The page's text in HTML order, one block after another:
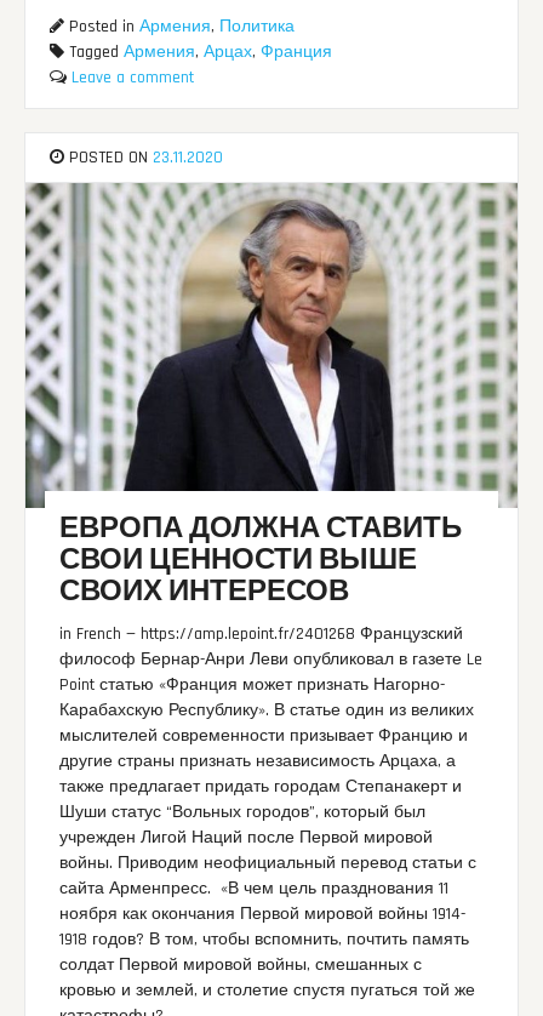
Posted inАрмения, Политика
TaggedАрмения,Арцах,Франция
Leave a comment
POSTED ON 23.11.2020
ЕВРОПА ДОЛЖНА СТАВИТЬ
СВОИ ЦЕННОСТИ ВЫШЕ
СВОИХ ИНТЕРЕСОВ
in French — https://amp.lepoint.fr/2401268 Французский
философ Бернар-Анри Леви опубликовал в газете Le
Point статью «Франция может признать Нагорно-
Карабахскую Республику». В статье один из великих
мыслителей современности призывает Францию и
другие страны признать независимость Арцаха, а
также предлагает придать городам Степанакерт и
Шуши статус “Вольных городов”, который был
учрежден Лигой Наций после Первой мировой
войны. Приводим неофициальный перевод статьи с
сайта Арменпресс. «В чем цель празднования 11
ноября как окончания Первой мировой войны 1914-
1918 годов? В том, чтобы вспомнить, почтить память
солдат Первой мировой войны, смешанных с
кровью и землей, и столетие спустя пугаться той же